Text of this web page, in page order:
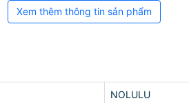
Xem thêm thông tin sản phẩm
NOLULU